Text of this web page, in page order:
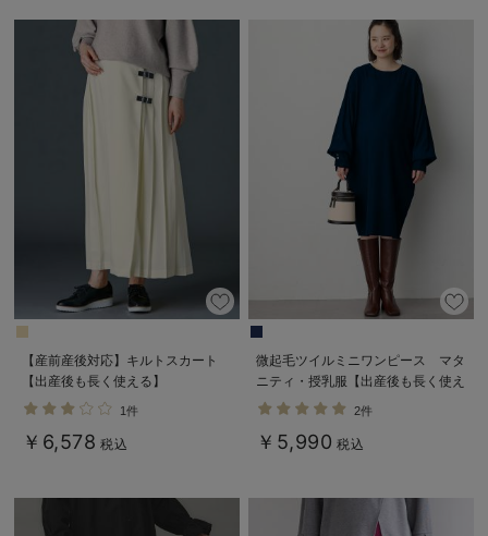
【産前産後対応】キルトスカート
【出産後も長く使える】
1件
￥6,578 税込
微起毛ツイルミニワンピース マタ
ニティ・授乳服【出産後も長く使え
る】
2件
￥5,990 税込